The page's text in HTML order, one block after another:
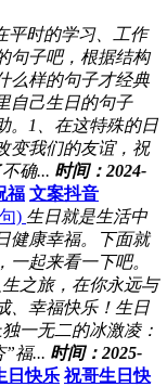
平时的学习、工作
句子吧，根据结构
么样的句子才经典
自己生日的句子
。1、在这特殊的日
变我们的友谊，祝
确... 时间：2024-
福 文案抖音
) 生日就是生活中
健康幸福。下面就
起来看一下吧。
之旅，在你永远与
、幸福快乐！生日
一无二的冰激凌：
”福... 时间：2025-
日快乐 祝哥生日快